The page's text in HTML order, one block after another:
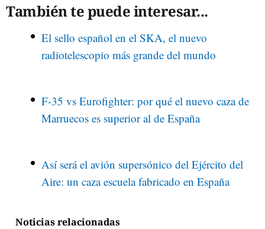
También te puede interesar...
El sello español en el SKA, el nuevo
radiotelescopio más grande del mundo
F-35 vs Eurofighter: por qué el nuevo caza de
Marruecos es superior al de España
Así será el avión supersónico del Ejército del
Aire: un caza escuela fabricado en España
Noticias relacionadas